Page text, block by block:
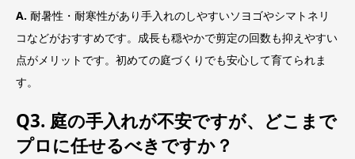
A. 耐暑性・耐寒性があり手入れのしやすいソヨゴやシマトネリ
コなどがおすすめです。成長も穏やかで剪定の回数も抑えやすい
点がメリットです。初めての庭づくりでも安心して育てられま
す。
Q3. 庭の手入れが不安ですが、どこまで
プロに任せるべきですか？